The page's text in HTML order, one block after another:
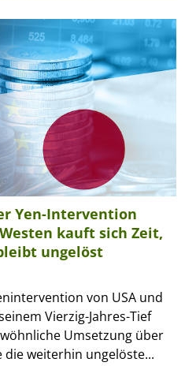
Yen-Intervention
kauft sich Zeit,
ungelöst
von USA und
Vierzig-Jahres-Tief
Umsetzung über
die weiterhin ungelöste...